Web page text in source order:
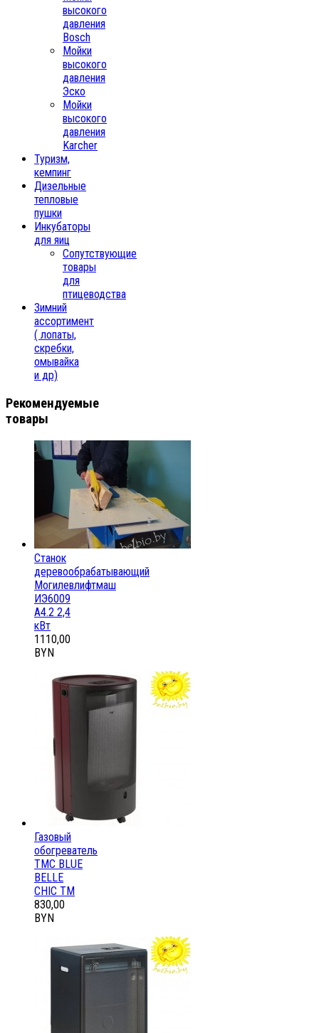
высокого
давления
Bosch
Мойки
высокого
давления
Эско
Мойки
высокого
давления
Karcher
Туризм,
кемпинг
Дизельные
тепловые
пушки
Инкубаторы
для яиц
Сопутствующие
товары
для
птицеводства
Зимний
ассортимент
( лопаты,
скребки,
омывайка
и др)
Рекомендуемые
товары
Станок
деревообрабатывающий
Могилевлифтмаш
ИЭ6009
А4.2 2,4
кВт
1110,00
BYN
Газовый
обогреватель
ТМС BLUE
BELLE
CHIC ТМ
830,00
BYN